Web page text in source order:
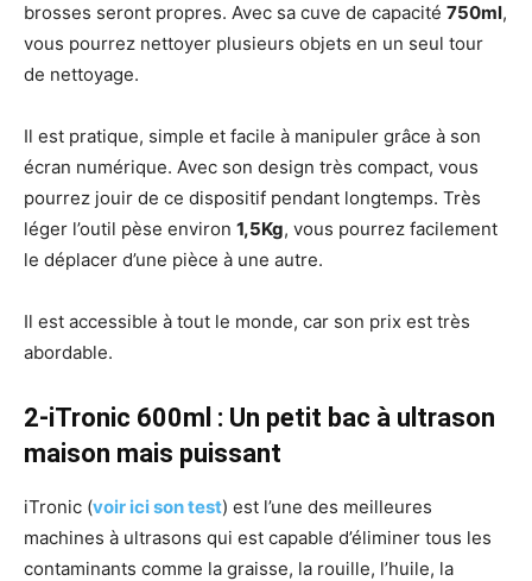
brosses seront propres. Avec sa cuve de capacité 750ml,
vous pourrez nettoyer plusieurs objets en un seul tour
de nettoyage.
Il est pratique, simple et facile à manipuler grâce à son
écran numérique. Avec son design très compact, vous
pourrez jouir de ce dispositif pendant longtemps. Très
léger l’outil pèse environ 1,5Kg, vous pourrez facilement
le déplacer d’une pièce à une autre.
Il est accessible à tout le monde, car son prix est très
abordable.
2-iTronic 600ml : Un petit bac à ultrason
maison mais puissant
iTronic (voir ici son test) est l’une des meilleures
machines à ultrasons qui est capable d’éliminer tous les
contaminants comme la graisse, la rouille, l’huile, la